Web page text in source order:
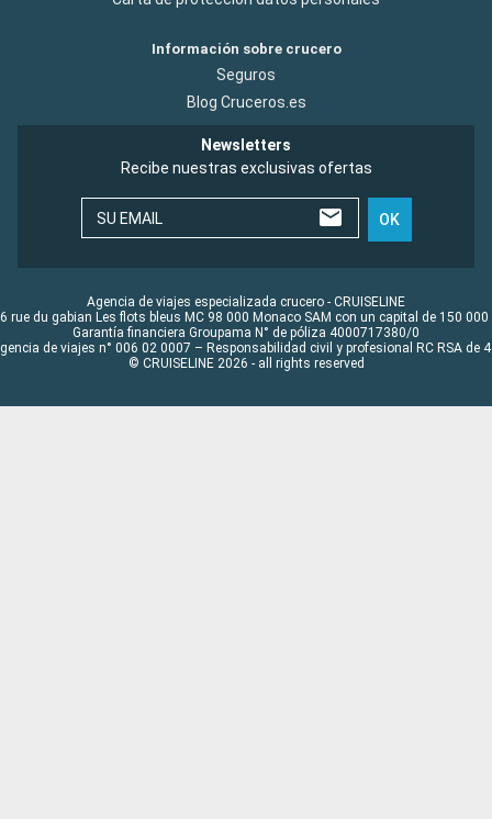
Información sobre crucero
Seguros
Blog Cruceros.es
Newsletters
Recibe nuestras exclusivas ofertas
SU EMAIL OK
Agencia de viajes especializada crucero - CRUISELINE
rue du gabian Les flots bleus MC 98 000 Monaco SAM con un capital de 150 000
Garantía financiera Groupama N° de póliza 4000717380/0
de viajes n° 006 02 0007 – Responsabilidad civil y profesional RC RSA de
© CRUISELINE 2026 - all rights reserved